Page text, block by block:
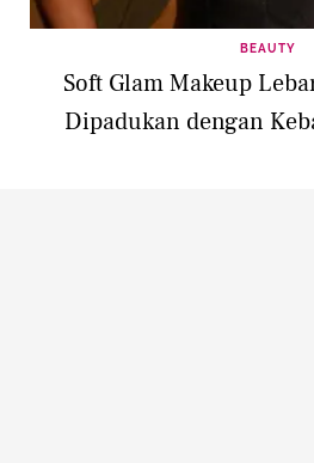
BEAUTY
Soft Glam Makeup
Dipadukan dengan